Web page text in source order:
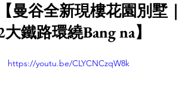
曼谷全新現樓花園別墅｜
大鐵路環繞Bang na】
https://youtu.be/CLYCNCzqW8k